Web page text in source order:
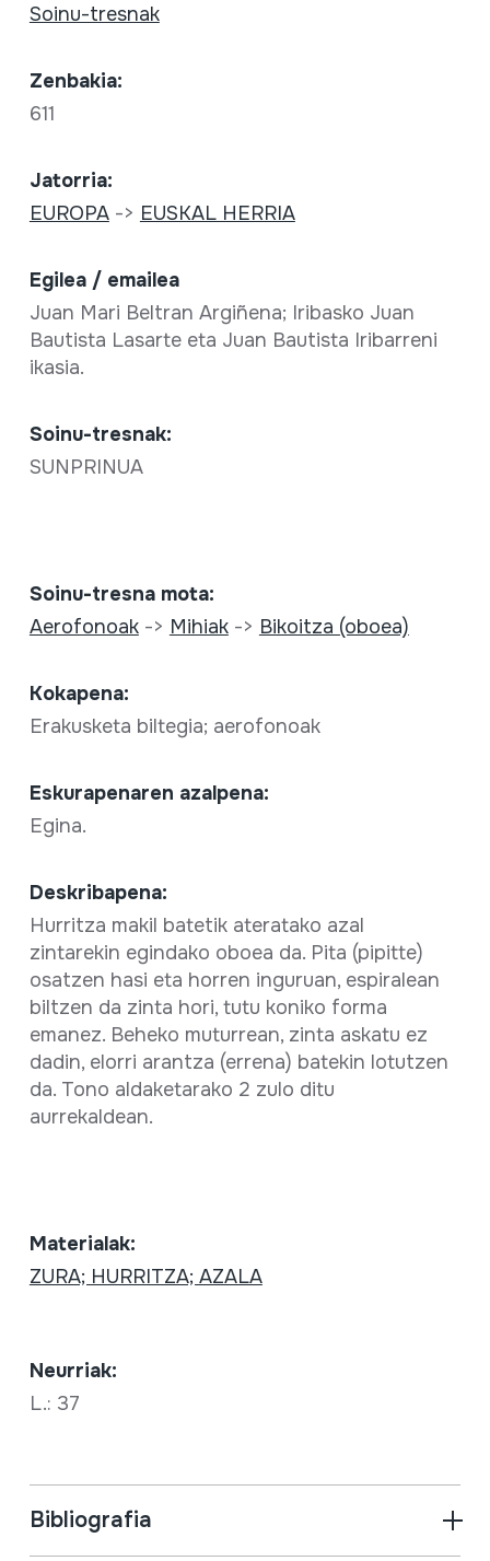
Soinu-tresnak
Zenbakia:
611
Jatorria:
EUROPA-> EUSKAL HERRIA
Egilea / emailea
Juan Mari Beltran Argiñena; Iribasko Juan
Bautista Lasarte eta Juan Bautista Iribarreni
ikasia.
Soinu-tresnak:
SUNPRINUA
Soinu-tresna mota:
Aerofonoak-> Mihiak-> Bikoitza (oboea)
Kokapena:
Erakusketa biltegia; aerofonoak
Eskurapenaren azalpena:
Egina.
Deskribapena:
Hurritza makil batetik ateratako azal
zintarekin egindako oboea da. Pita (pipitte)
osatzen hasi eta horren inguruan, espiralean
biltzen da zinta hori, tutu koniko forma
emanez. Beheko muturrean, zinta askatu ez
dadin, elorri arantza (errena) batekin lotutzen
da. Tono aldaketarako 2 zulo ditu
aurrekaldean.
Materialak:
ZURA; HURRITZA; AZALA
Neurriak:
L.: 37
Bibliografia